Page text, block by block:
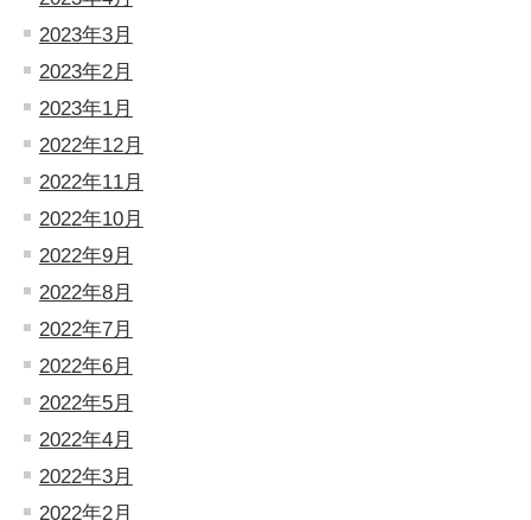
2023年3月
2023年2月
2023年1月
2022年12月
2022年11月
2022年10月
2022年9月
2022年8月
2022年7月
2022年6月
2022年5月
2022年4月
2022年3月
2022年2月